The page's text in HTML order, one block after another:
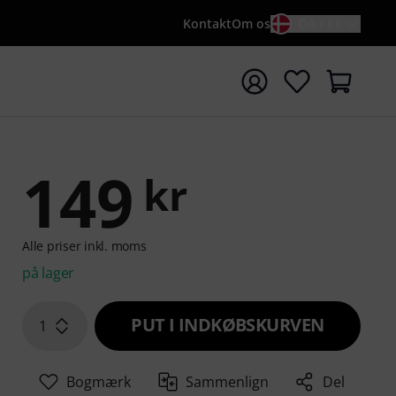
KontaktOm os
med søgeord {searchTerm}
149 kr
Alle priser inkl. moms
på lager
1 PUT I INDKØBSKURVEN
Bogmærk Sammenlign Del